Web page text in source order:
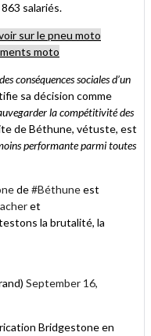
salariés.
sur le pneu moto
moto
conséquences sociales d’un
sa décision comme
la compétitivité des
de Béthune, vétuste, est
performante parmi toutes
de#Béthuneest
et
la brutalité, la
September 16,
Bridgestone en